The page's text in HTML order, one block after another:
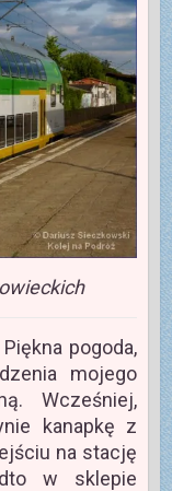
pogoda,
mojego
Wcześniej,
kanapkę z
na stację
w sklepie